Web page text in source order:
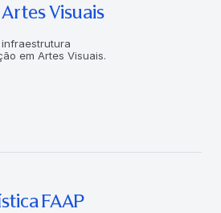
Visuais
em Artes Visuais.
FAAP